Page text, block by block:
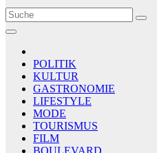
Le Matin
AGENCE DE PRESSE
POLITIK
KULTUR
GASTRONOMIE
LIFESTYLE
MODE
TOURISMUS
FILM
BOULEVARD